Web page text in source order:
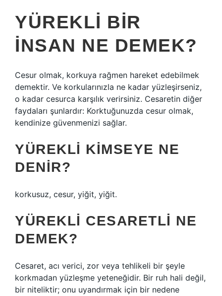
YÜREKLI BIR
INSAN NE DEMEK?
Cesur olmak, korkuya rağmen hareket edebilmek
demektir. Ve korkularınızla ne kadar yüzleşirseniz,
o kadar cesurca karşılık verirsiniz. Cesaretin diğer
faydaları şunlardır: Korktuğunuzda cesur olmak,
kendinize güvenmenizi sağlar.
YÜREKLI KIMSEYE NE
DENIR?
korkusuz, cesur, yiğit, yiğit.
YÜREKLI CESARETLI NE
DEMEK?
Cesaret, acı verici, zor veya tehlikeli bir şeyle
korkmadan yüzleşme yeteneğidir. Bir ruh hali değil,
bir niteliktir; onu uyandırmak için bir nedene